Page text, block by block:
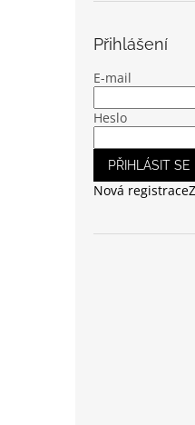
Přihlášení
E-mail
Heslo
PŘIHLÁSIT SE
Nová registrace